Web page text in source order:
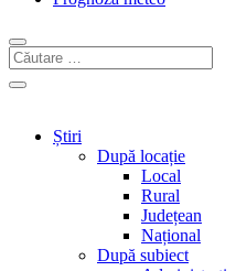
Știri
După locație
Local
Rural
Județean
Național
După subiect